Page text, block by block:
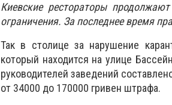
Киевские рестораторы
ограничения. За последнее время
Так в столице за нарушение
который находится на улице
руководителей заведений
от 34000 до 170000 гривен штрафа.